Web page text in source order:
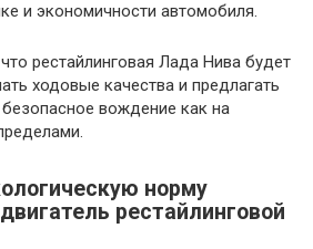
и экономичности автомобиля.
рестайлинговая Лада Нива будет
ходовые качества и предлагать
вождение как на
норму
рестайлинговой